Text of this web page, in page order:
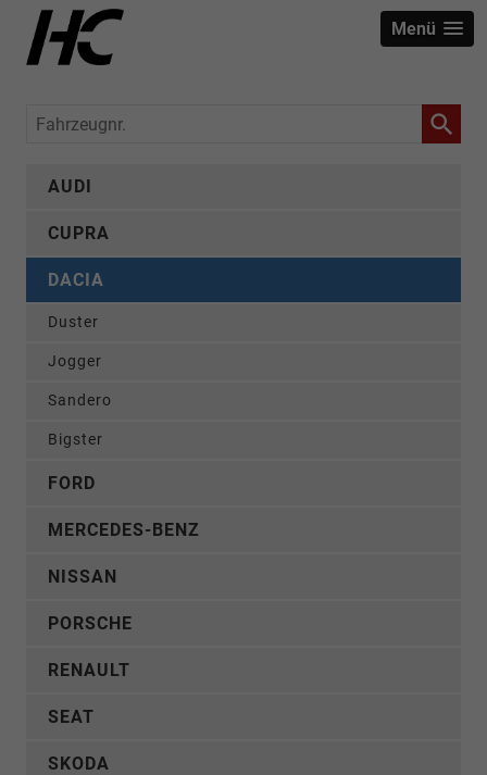
Menü
Fahrzeugnr.
AUDI
CUPRA
DACIA
Duster
Jogger
Sandero
Bigster
FORD
MERCEDES-BENZ
NISSAN
PORSCHE
RENAULT
SEAT
SKODA